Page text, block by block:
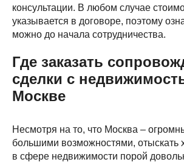
консультации. В любом случае
указывается в договоре, поэтому
можно до начала сотрудничества.
Где заказать
сделки с
Москве
Несмотря на то, что Москва –
большими возможностями, отыскать
в сфере недвижимости порой